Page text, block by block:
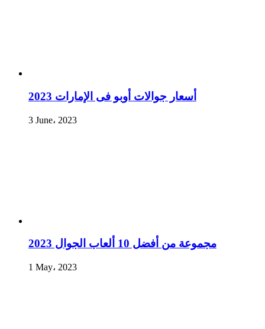
أسعار جوالات أوبو فى الإمارات 2023
3 June، 2023
مجموعة من أفضل 10 ألعاب الجوال 2023
1 May، 2023